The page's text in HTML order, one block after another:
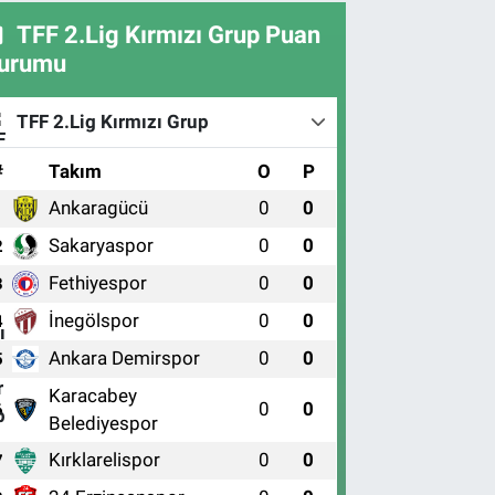
TFF 2.Lig Kırmızı Grup Puan
TFF 2.Lig Kırmızı Grup
Takım O P
Ankaragücü 0 0
Sakaryaspor 0 0
Fethiyespor 0 0
İnegölspor 0 0
Ankara Demirspor 0 0
Karacabey
Belediyespor
0 0
Kırklarelispor 0 0